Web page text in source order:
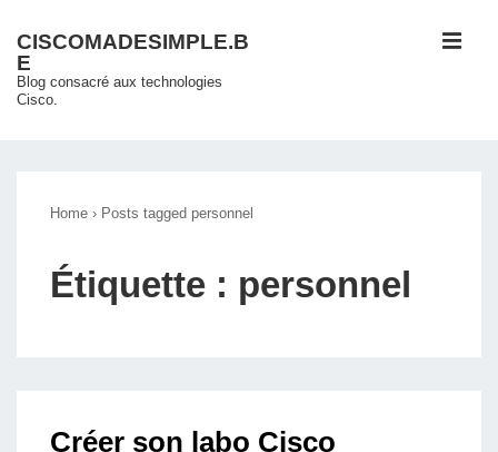
passer
au
contenu
CISCOMADESIMPLE.B
E
Blog consacré aux technologies
Cisco.
Home › Posts tagged personnel
Étiquette : personnel
Créer son labo Cisco